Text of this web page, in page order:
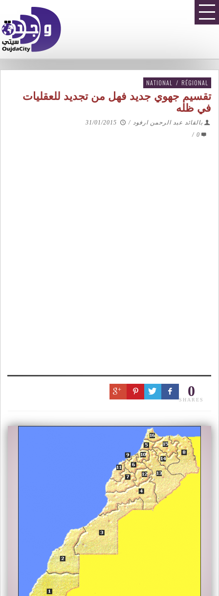
NATIONAL / RÉGIONAL
تقسيم جهوي جديد فهل من تجديد للعقليات
في ظله
بالقائد عبد الرحمن ارفود /
31/01/2015
0
/
0
SHARES